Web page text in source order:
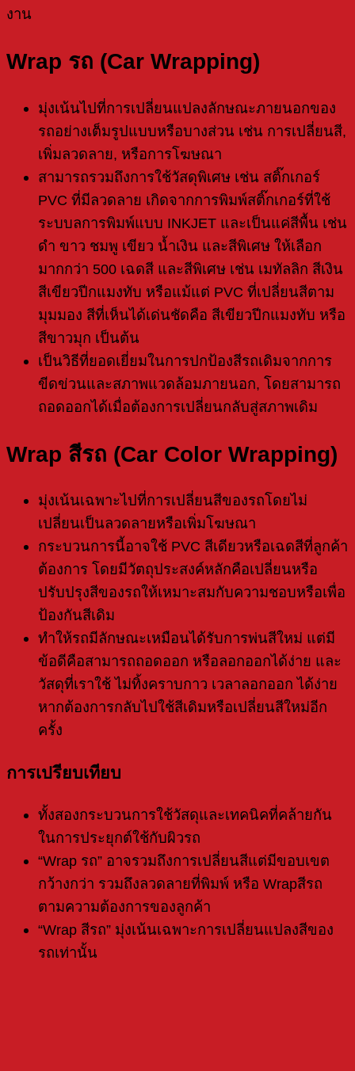
งาน
Wrap รถ (Car Wrapping)
มุ่งเน้นไปที่การเปลี่ยนแปลงลักษณะภายนอกของ
รถอย่างเต็มรูปแบบหรือบางส่วน เช่น การเปลี่ยนสี,
เพิ่มลวดลาย, หรือการโฆษณา
สามารถรวมถึงการใช้วัสดุพิเศษ เช่น สติ๊กเกอร์
PVC ที่มีลวดลาย เกิดจากการพิมพ์สติ๊กเกอร์ที่ใช้
ระบบลการพิมพ์แบบ INKJET และเป็นแค่สีพื้น เช่น
ดำ ขาว ชมพู เขียว น้ำเงิน และสีพิเศษ ให้เลือก
มากกว่า 500 เฉดสี และสีพิเศษ เช่น เมทัลลิก สีเงิน
สีเขียวปีกแมงทับ หรือแม้แต่ PVC ที่เปลี่ยนสีตาม
มุมมอง สีที่เห็นได้เด่นชัดคือ สีเขียวปีกแมงทับ หรือ
สีขาวมุก เป็นต้น
เป็นวิธีที่ยอดเยี่ยมในการปกป้องสีรถเดิมจากการ
ขีดข่วนและสภาพแวดล้อมภายนอก, โดยสามารถ
ถอดออกได้เมื่อต้องการเปลี่ยนกลับสู่สภาพเดิม
Wrap สีรถ (Car Color Wrapping)
มุ่งเน้นเฉพาะไปที่การเปลี่ยนสีของรถโดยไม่
เปลี่ยนเป็นลวดลายหรือเพิ่มโฆษณา
กระบวนการนี้อาจใช้ PVC สีเดียวหรือเฉดสีที่ลูกค้า
ต้องการ โดยมีวัตถุประสงค์หลักคือเปลี่ยนหรือ
ปรับปรุงสีของรถให้เหมาะสมกับความชอบหรือเพื่อ
ป้องกันสีเดิม
ทำให้รถมีลักษณะเหมือนได้รับการพ่นสีใหม่ แต่มี
ข้อดีคือสามารถถอดออก หรือลอกออกได้ง่าย และ
วัสดุที่เราใช้ ไม่ทิ้งคราบกาว เวลาลอกออก ได้ง่าย
หากต้องการกลับไปใช้สีเดิมหรือเปลี่ยนสีใหม่อีก
ครั้ง
การเปรียบเทียบ
ทั้งสองกระบวนการใช้วัสดุและเทคนิคที่คล้ายกัน
ในการประยุกต์ใช้กับผิวรถ
“Wrap รถ” อาจรวมถึงการเปลี่ยนสีแต่มีขอบเขต
กว้างกว่า รวมถึงลวดลายที่พิมพ์ หรือ Wrapสีรถ
ตามความต้องการของลูกค้า
“Wrap สีรถ” มุ่งเน้นเฉพาะการเปลี่ยนแปลงสีของ
รถเท่านั้น